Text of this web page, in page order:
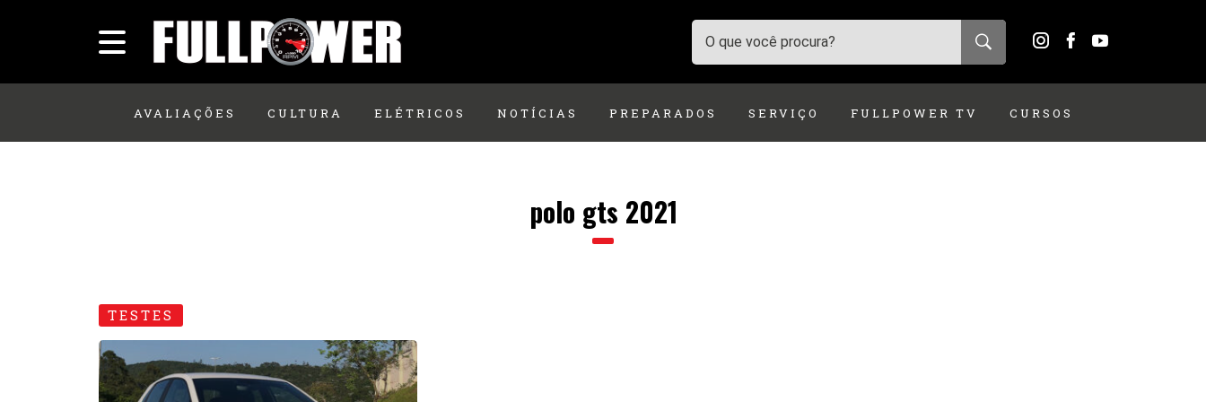
AVALIAÇÕES CULTURA ELÉTRICOS NOTÍCIAS PREPARADOS SERVIÇO FULLPOWER TV CURSOS
polo gts 2021
TESTES